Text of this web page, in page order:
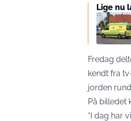
Lige nu
Fredag
kendt fra
jorden
På billedet
“I dag har